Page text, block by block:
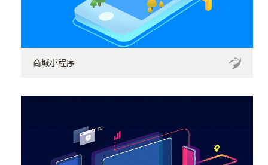
商城小程序